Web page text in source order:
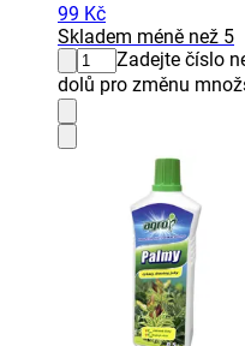
99 Kč
Skladem méně než 5
Zadejte číslo
dolů pro změnu